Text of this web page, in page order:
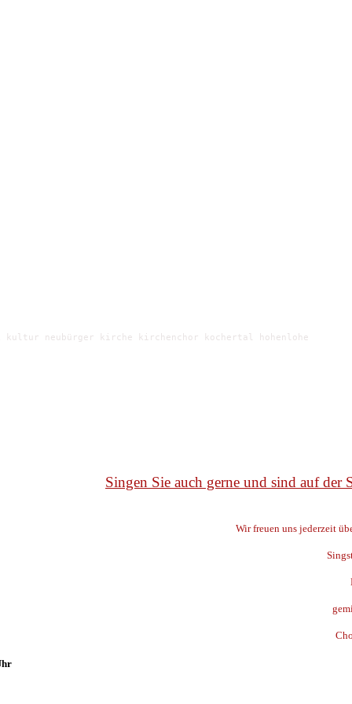
neubürger kirche kirchenchor kochertal hohenlohe
Singen Sie auch gerne und sind auf der
Wir freuen uns jederzeit